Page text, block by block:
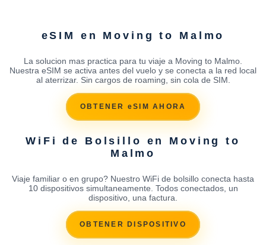
eSIM en Moving to Malmo
La solucion mas practica para tu viaje a Moving to Malmo.
Nuestra eSIM se activa antes del vuelo y se conecta a la red local
al aterrizar. Sin cargos de roaming, sin cola de SIM.
OBTENER eSIM AHORA
WiFi de Bolsillo en Moving to
Malmo
Viaje familiar o en grupo? Nuestro WiFi de bolsillo conecta hasta
10 dispositivos simultaneamente. Todos conectados, un
dispositivo, una factura.
OBTENER DISPOSITIVO